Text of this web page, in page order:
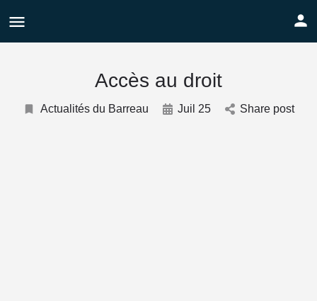
Accès au droit
Actualités du Barreau Juil 25 Share post